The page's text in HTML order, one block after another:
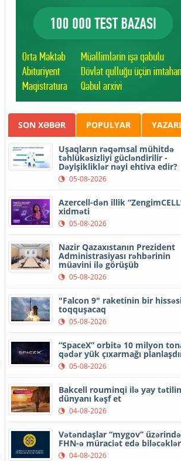
SON XƏBƏR POPULYAR
Uşaqların rəqəmsal mühitdə
təhlükəsizliyi gücləndirilir -
Dəyişikliklər nəyi ehtiva edir?
05-08-2026
Azercell-dən illik
xidməti
05-08-2026
Nazir Qazaxıstanın Prezident
Administrasiyası rəhbərinin
müavini ilə görüşüb
05-08-2026
"Falcon 9" raketinin bir
toqquşacaq
05-08-2026
“SpaceX” orbitə 10 milyon
qədər yük çıxarmağı
05-08-2026
Bakcell rouminqi ilə yay
dünyanı kəşf et
04-08-2026
Vətəndaşlar “mygov”
FHN-ə müraciət edə biləcəklər
04-08-2026